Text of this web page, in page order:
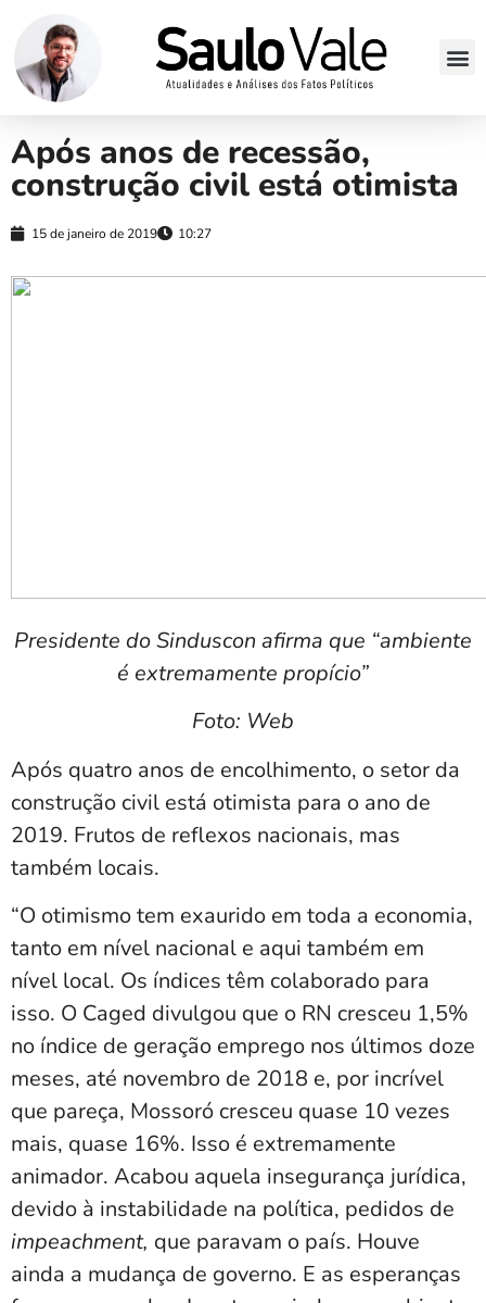
Após anos de recessão,
construção civil está otimista
15 de janeiro de 2019 10:27
Presidente do Sinduscon afirma que “ambiente
é extremamente propício”
Foto: Web
Após quatro anos de encolhimento, o setor da
construção civil está otimista para o ano de
2019. Frutos de reflexos nacionais, mas
também locais.
“O otimismo tem exaurido em toda a economia,
tanto em nível nacional e aqui também em
nível local. Os índices têm colaborado para
isso. O Caged divulgou que o RN cresceu 1,5%
no índice de geração emprego nos últimos doze
meses, até novembro de 2018 e, por incrível
que pareça, Mossoró cresceu quase 10 vezes
mais, quase 16%. Isso é extremamente
animador. Acabou aquela insegurança jurídica,
devido à instabilidade na política, pedidos de
impeachment, que paravam o país. Houve
ainda a mudança de governo. E as esperanças